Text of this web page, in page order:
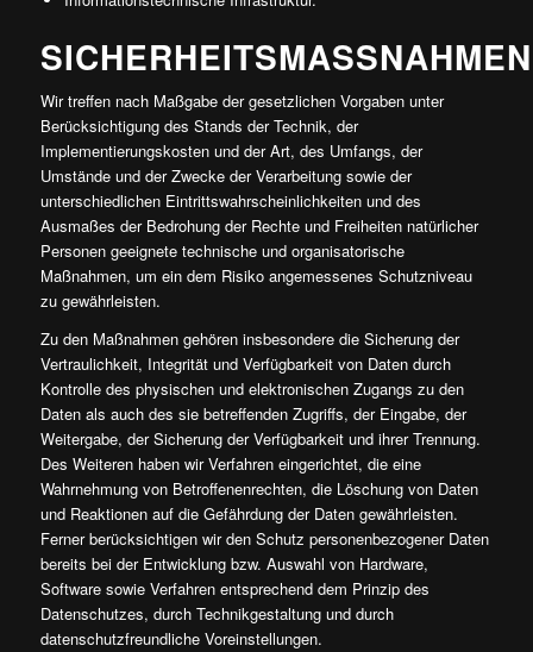
SICHERHEITSMASSNAHMEN
Wir treffen nach Maßgabe der gesetzlichen Vorgaben unter
Berücksichtigung des Stands der Technik, der
Implementierungskosten und der Art, des Umfangs, der
Umstände und der Zwecke der Verarbeitung sowie der
unterschiedlichen Eintrittswahrscheinlichkeiten und des
Ausmaßes der Bedrohung der Rechte und Freiheiten natürlicher
Personen geeignete technische und organisatorische
Maßnahmen, um ein dem Risiko angemessenes Schutzniveau
zu gewährleisten.
Zu den Maßnahmen gehören insbesondere die Sicherung der
Vertraulichkeit, Integrität und Verfügbarkeit von Daten durch
Kontrolle des physischen und elektronischen Zugangs zu den
Daten als auch des sie betreffenden Zugriffs, der Eingabe, der
Weitergabe, der Sicherung der Verfügbarkeit und ihrer Trennung.
Des Weiteren haben wir Verfahren eingerichtet, die eine
Wahrnehmung von Betroffenenrechten, die Löschung von Daten
und Reaktionen auf die Gefährdung der Daten gewährleisten.
Ferner berücksichtigen wir den Schutz personenbezogener Daten
bereits bei der Entwicklung bzw. Auswahl von Hardware,
Software sowie Verfahren entsprechend dem Prinzip des
Datenschutzes, durch Technikgestaltung und durch
datenschutzfreundliche Voreinstellungen.